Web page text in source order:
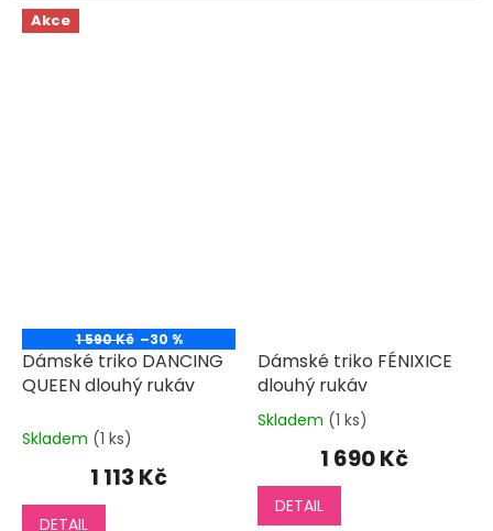
Akce
1 590 Kč –30 %
Dámské triko DANCING
QUEEN dlouhý rukáv
Skladem (1 ks)
1 113 Kč
DETAIL
Dámské triko FÉNIXICE
dlouhý rukáv
Průměrné
produktu
je
5,0
Skladem (1 ks)
1 690 Kč
DETAIL